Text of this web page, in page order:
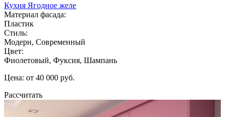
Кухня Ягодное желе
Материал фасада:
Пластик
Стиль:
Модерн, Современный
Цвет:
Фиолетовый, Фуксия, Шампань
Цена: от 40 000 руб.
Рассчитать